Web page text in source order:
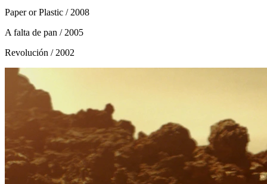
Paper or Plastic / 2008
A falta de pan / 2005
Revolución / 2002